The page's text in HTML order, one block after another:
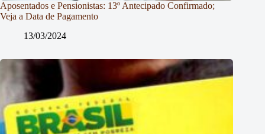
Aposentados e Pensionistas: 13º Antecipado Confirmado;
Veja a Data de Pagamento
13/03/2024